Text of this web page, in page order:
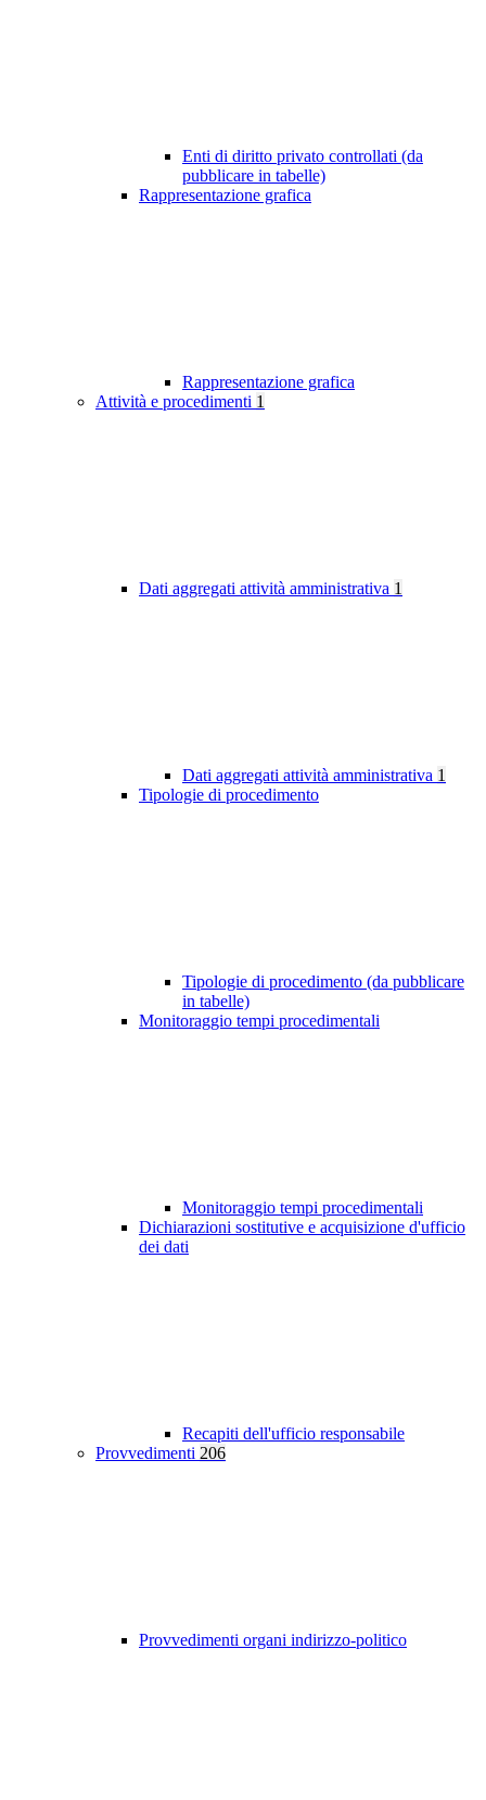
Enti di diritto privato controllati (da
pubblicare in tabelle)
Rappresentazione grafica
Rappresentazione grafica
Attività e procedimenti 1
Dati aggregati attività amministrativa 1
Dati aggregati attività amministrativa 1
Tipologie di procedimento
Tipologie di procedimento (da pubblicare
in tabelle)
Monitoraggio tempi procedimentali
Monitoraggio tempi procedimentali
Dichiarazioni sostitutive e acquisizione d'ufficio
dei dati
Recapiti dell'ufficio responsabile
Provvedimenti 206
Provvedimenti organi indirizzo-politico